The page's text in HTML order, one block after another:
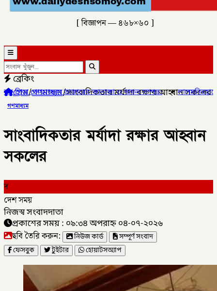
[ বিজ্ঞাপন — ৪৬৮×৬০ ]
ব্রেকিং
ডাক্তারের জানাজা ও দাফন সম্পন্ন।✦লালমনিরহাটের ৫
হোম/গণমাধ্যম/সাংবাদিকতার মর্যাদা রক্ষার আহ্বান সকলের
গণমাধ্যম
সাংবাদিকতার মর্যাদা রক্ষার আহ্বান
সকলের
দ
দেশ সময়
নিজস্ব সংবাদদাতা
প্রকাশের সময় : ০৯:৩৪ অপরাহ্ন ০৪-০৭-২০২৬
ছবি তৈরি করুন: নিউজ কার্ড
সম্পূর্ণ সংবাদ
ফেসবুক
টুইটার হোয়াটসঅ্যাপ